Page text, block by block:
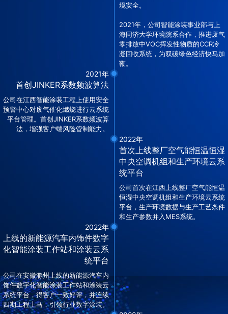
境安全。
2021年，公司智能涂装事业部与上
海同济大学环境院系合作，推进废气
零排放中VOC挥发性物质的CCR冷
凝回收系统，为双碳绿色经济快马加
鞭。
2021年
首创JINKER系数频波算法
公司在江西智能涂装工程上使用安全
预警中心对废气催化燃烧进行云系统
平台管理。首创JINKER系数频波算
法，增强客户端风险管制能力。
2022年
首次上线整厂空气能恒温恒湿
中央空调机组和生产环境云系
统平台
公司首次在江西上线整厂空气能恒温
恒湿中央空调机组和生产环境云系统
平台，生产环境数据与生产工艺条件
和生产参数并入MES系统。
2022年
上线的新能源汽车内饰件数字
化智能涂装工作站和涂装云系
统平台
公司在安徽滁州上线的新能源汽车内
饰件数字化智能涂装工作站和涂装云
系统平台，得客户一致好评，并连续
四期工程上马，引领行业数字涂装。